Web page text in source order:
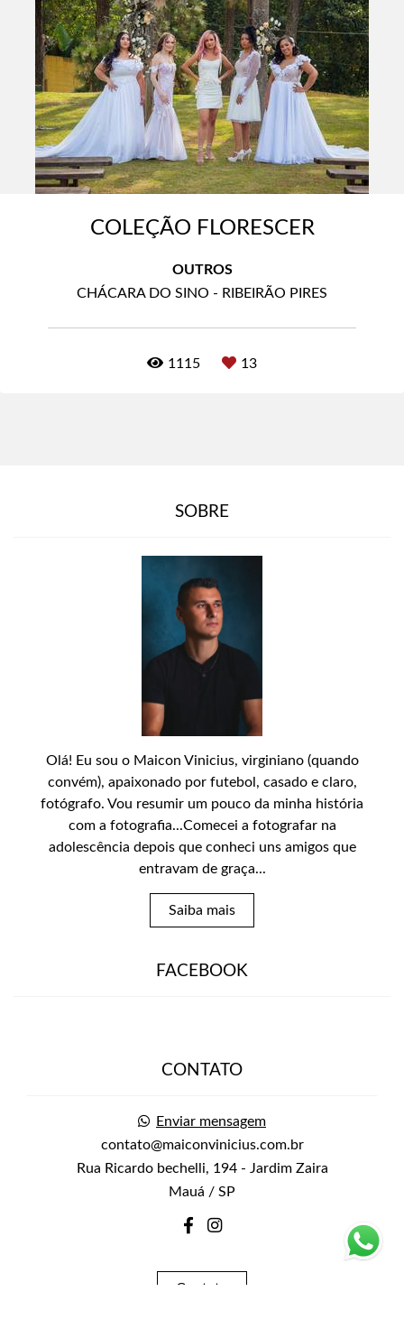
COLEÇÃO FLORESCER
OUTROS
CHÁCARA DO SINO - RIBEIRÃO PIRES
1115 13
SOBRE
Olá! Eu sou o Maicon Vinicius, virginiano (quando
convém), apaixonado por futebol, casado e claro,
fotógrafo. Vou resumir um pouco da minha história
com a fotografia...Comecei a fotografar na
adolescência depois que conheci uns amigos que
entravam de graça...
Saiba mais
FACEBOOK
CONTATO
Enviar mensagem
contato@maiconvinicius.com.br
Rua Ricardo bechelli, 194 - Jardim Zaira
Mauá / SP
Contato